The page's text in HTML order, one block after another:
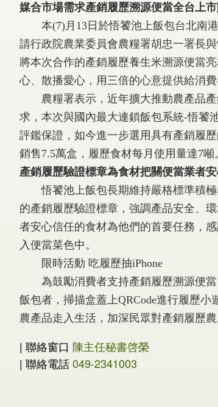
媒合市場需求產銷履歷溯源便當全台上
本(7)月13日於悟饕池上飯包台北南港
請行政院農業委員會農糧署胡忠一署長
將本次合作的產銷履歷養生米溯源便當
心、散播愛心，用三倍的心意提供給消費
農糧署表示，近年擴大推動農產品產
求，本次與國內最大連鎖飯包系統-悟饕
評鑑保證，如今進一步選用具有產銷履
銷售7.5萬盒，履歷食材每月使用量達7噸
產銷履歷驗證標章為食材把關便當業者
悟饕池上飯包長期維持嚴格標準積極
的產銷履歷驗證標章，強調產品安全、
者安心信任的食材為他們的首要任務，
入便當菜色中。
限時活動 吃履歷抽iPhone
為鼓勵消費者支持產銷履歷溯源便當
飯包者，掃描盒蓋上QRCode進行履歷
農產品走入生活，加深民眾對產銷履歷
| 聯絡窗口 陳主任秘書啓榮
| 聯絡電話049-2341003